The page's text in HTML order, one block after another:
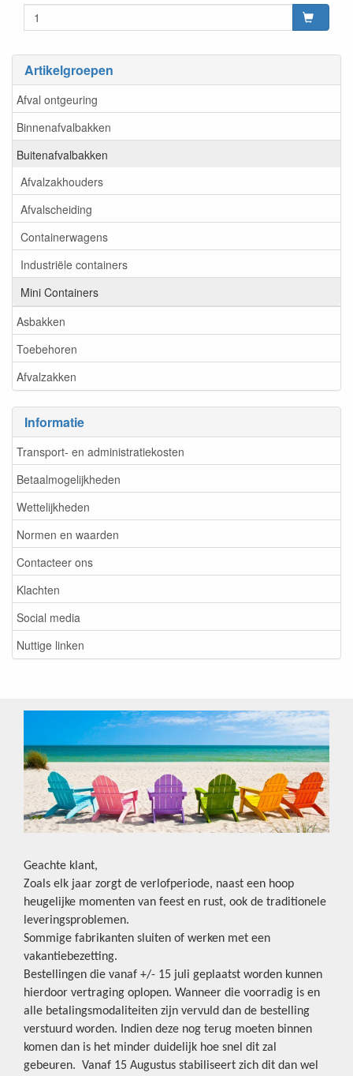
Artikelgroepen
Afval ontgeuring
Binnenafvalbakken
Buitenafvalbakken
Afvalzakhouders
Afvalscheiding
Containerwagens
Industriële containers
Mini Containers
Asbakken
Toebehoren
Afvalzakken
Informatie
Transport- en administratiekosten
Betaalmogelijkheden
Wettelijkheden
Normen en waarden
Contacteer ons
Klachten
Social media
Nuttige linken
Geachte klant,
Zoals elk jaar zorgt de verlofperiode, naast een hoop
heugelijke momenten van feest en rust, ook de traditionele
leveringsproblemen.
Sommige fabrikanten sluiten of werken met een
vakantiebezetting.
Bestellingen die vanaf +/- 15 juli geplaatst worden kunnen
hierdoor vertraging oplopen. Wanneer die voorradig is en
alle betalingsmodaliteiten zijn vervuld dan de bestelling
verstuurd worden. Indien deze nog terug moeten binnen
komen dan is het minder duidelijk hoe snel dit zal
gebeuren. Vanaf 15 Augustus stabiliseert zich dit dan wel